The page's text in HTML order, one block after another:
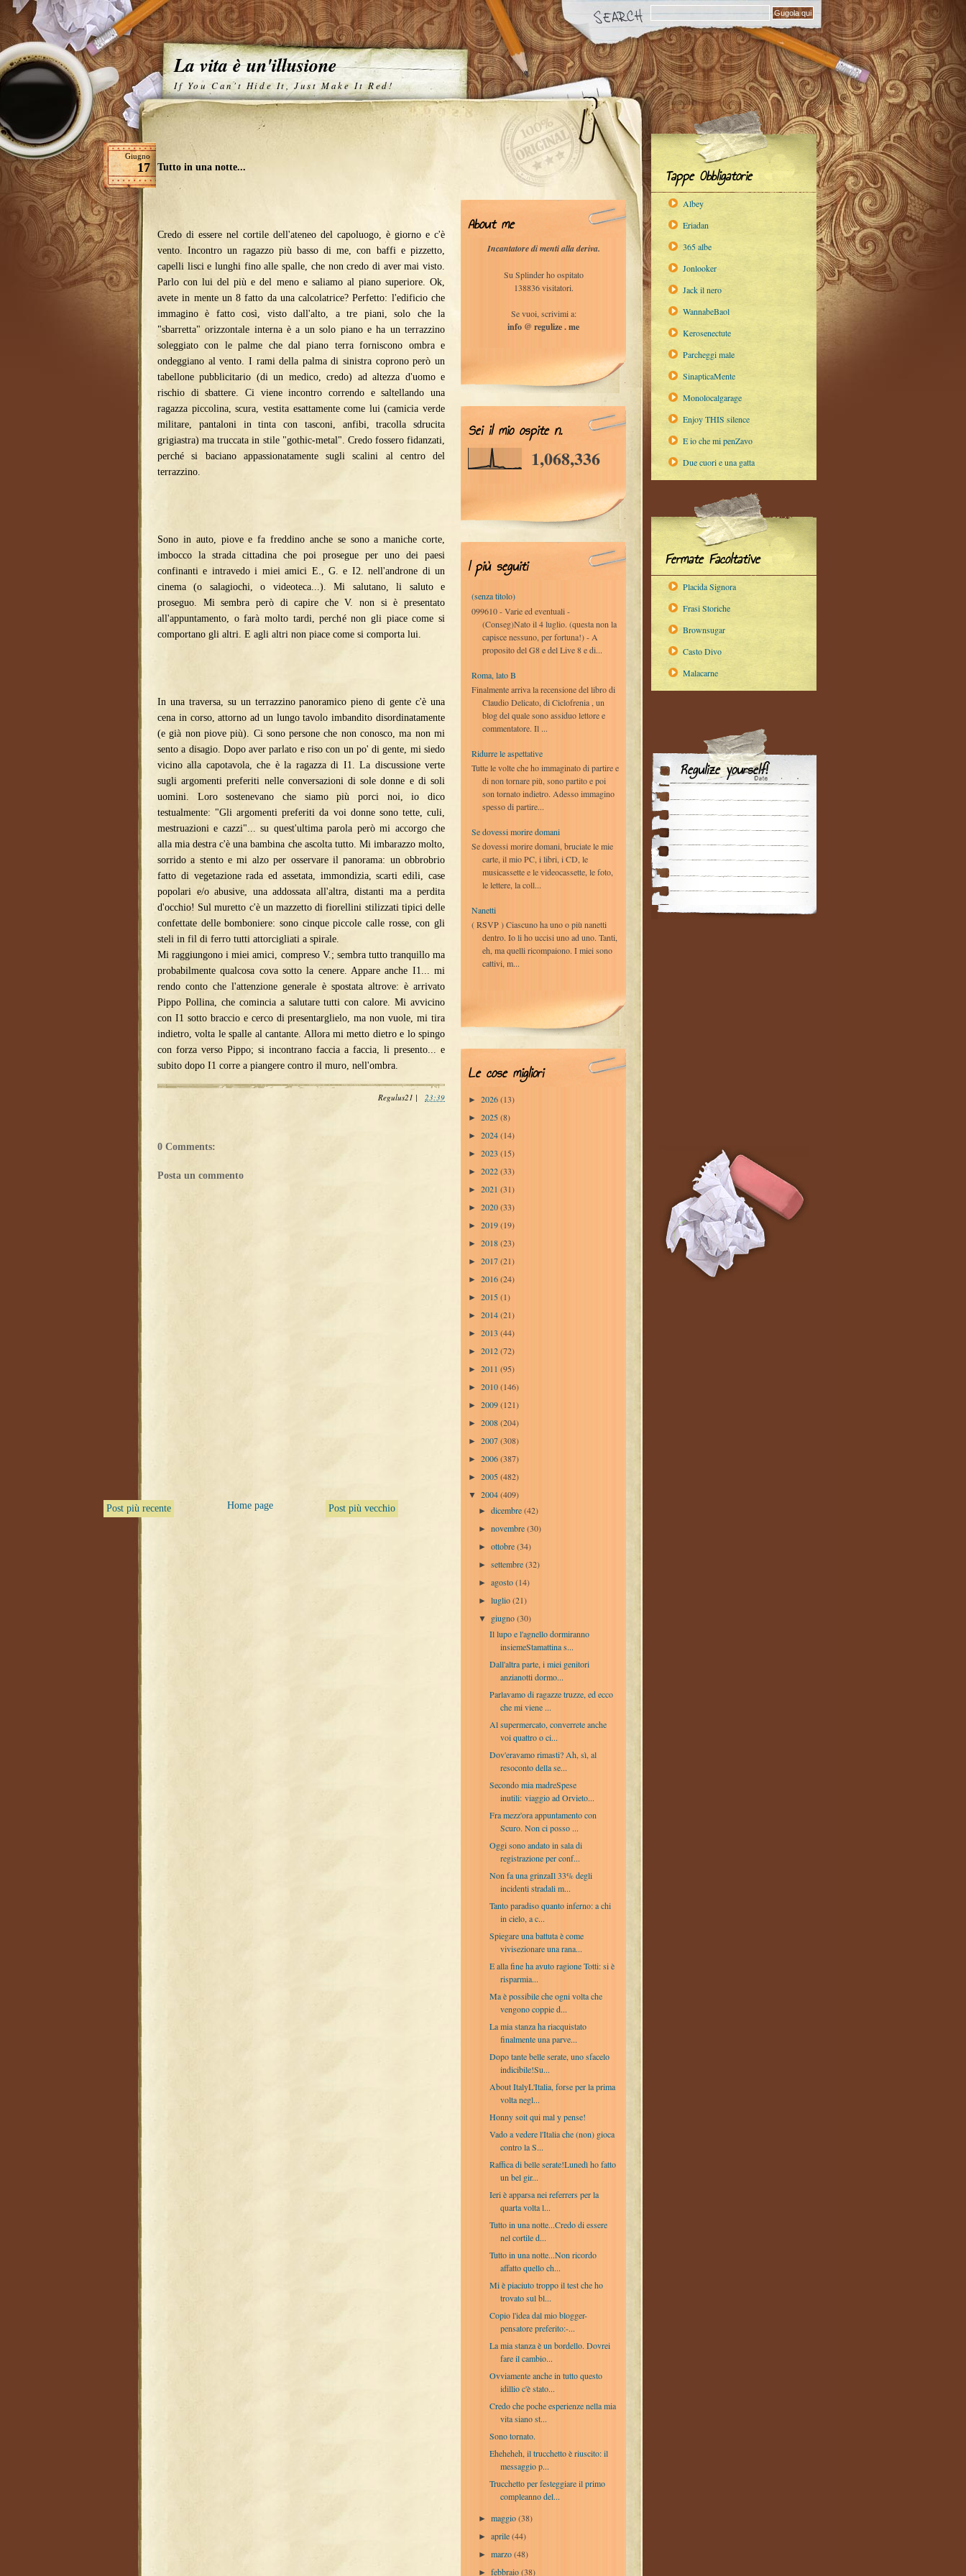
La vita è un'illusione
If You Can't Hide It, Just Make It Red!
Giugno
17 Tutto in una notte...
Credo di essere nel cortile dell'ateneo del capoluogo, è giorno e c'è
vento. Incontro un ragazzo più basso di me, con baffi e pizzetto,
capelli lisci e lunghi fino alle spalle, che non credo di aver mai visto.
Parlo con lui del più e del meno e saliamo al piano superiore. Ok,
avete in mente un 8 fatto da una calcolatrice? Perfetto: l'edificio che
immagino è fatto così, visto dall'alto, a tre piani, solo che la
"sbarretta" orizzontale interna è a un solo piano e ha un terrazzino
soleggiato con le palme che dal piano terra forniscono ombra e
ondeggiano al vento. I rami della palma di sinistra coprono però un
tabellone pubblicitario (di un medico, credo) ad altezza d'uomo e
rischio di sbattere. Ci viene incontro correndo e saltellando una
ragazza piccolina, scura, vestita esattamente come lui (camicia verde
militare, pantaloni in tinta con tasconi, anfibi, tracolla sdrucita
grigiastra) ma truccata in stile "gothic-metal". Credo fossero fidanzati,
perché si baciano appassionatamente sugli scalini al centro del
terrazzino.
Sono in auto, piove e fa freddino anche se sono a maniche corte,
imbocco la strada cittadina che poi prosegue per uno dei paesi
confinanti e intravedo i miei amici E., G. e I2. nell'androne di un
cinema (o salagiochi, o videoteca...). Mi salutano, li saluto e
proseguo. Mi sembra però di capire che V. non si è presentato
all'appuntamento, o farà molto tardi, perché non gli piace come si
comportano gli altri. E agli altri non piace come si comporta lui.
In una traversa, su un terrazzino panoramico pieno di gente c'è una
cena in corso, attorno ad un lungo tavolo imbandito disordinatamente
(e già non piove più). Ci sono persone che non conosco, ma non mi
sento a disagio. Dopo aver parlato e riso con un po' di gente, mi siedo
vicino alla capotavola, che è la ragazza di I1. La discussione verte
sugli argomenti preferiti nelle conversazioni di sole donne e di soli
uomini. Loro sostenevano che siamo più porci noi, io dico
testualmente: "Gli argomenti preferiti da voi donne sono tette, culi,
mestruazioni e cazzi"... su quest'ultima parola però mi accorgo che
alla mia destra c'è una bambina che ascolta tutto. Mi imbarazzo molto,
sorrido a stento e mi alzo per osservare il panorama: un obbrobrio
fatto di vegetazione rada ed assetata, immondizia, scarti edili, case
popolari e/o abusive, una addossata all'altra, distanti ma a perdita
d'occhio! Sul muretto c'è un mazzetto di fiorellini stilizzati tipici delle
confettate delle bomboniere: sono cinque piccole calle rosse, con gli
steli in fil di ferro tutti attorcigliati a spirale.
Mi raggiungono i miei amici, compreso V.; sembra tutto tranquillo ma
probabilmente qualcosa cova sotto la cenere. Appare anche I1... mi
rendo conto che l'attenzione generale è spostata altrove: è arrivato
Pippo Pollina, che comincia a salutare tutti con calore. Mi avvicino
con I1 sotto braccio e cerco di presentarglielo, ma non vuole, mi tira
indietro, volta le spalle al cantante. Allora mi metto dietro e lo spingo
con forza verso Pippo; si incontrano faccia a faccia, li presento... e
subito dopo I1 corre a piangere contro il muro, nell'ombra.
Regulus21 | 23:39
0 Comments:
Posta un commento
Post più recente Post più vecchio
Home page
Tappe Obbligatorie
Albey
Eriadan
365 albe
Jonlooker
Jack il nero
WannabeBaol
Kerosenectute
Parcheggi male
SinapticaMente
Monolocalgarage
Enjoy THIS silence
E io che mi penZavo
Due cuori e una gatta
Fermate Facoltative
Placida Signora
Frasi Storiche
Brownsugar
Casto Divo
Malacarne
Regulize yourself!
About me
Incantatore di menti alla deriva.
Su Splinder ho ospitato
138836 visitatori.
Se vuoi, scrivimi a:
info @ regulize . me
Sei il mio ospite n.
1,068,336
I più seguiti
(senza titolo)
099610 - Varie ed eventuali -
(Conseg)Nato il 4 luglio. (questa non la
capisce nessuno, per fortuna!) - A
proposito del G8 e del Live 8 e di...
Roma, lato B
Finalmente arriva la recensione del libro di
Claudio Delicato, di Ciclofrenia , un
blog del quale sono assiduo lettore e
commentatore. Il ...
Ridurre le aspettative
Tutte le volte che ho immaginato di partire e
di non tornare più, sono partito e poi
son tornato indietro. Adesso immagino
spesso di partire...
Se dovessi morire domani
Se dovessi morire domani, bruciate le mie
carte, il mio PC, i libri, i CD, le
musicassette e le videocassette, le foto,
le lettere, la coll...
Nanetti
( RSVP ) Ciascuno ha uno o più nanetti
dentro. Io li ho uccisi uno ad uno. Tanti,
eh, ma quelli ricompaiono. I miei sono
cattivi, m...
Le cose migliori
► 2026(13)
► 2025(8)
► 2024(14)
► 2023 (15)
► 2022(33)
► 2021 (31)
► 2020(33)
► 2019(19)
► 2018(23)
► 2017(21)
► 2016(24)
► 2015(1)
► 2014(21)
► 2013 (44)
► 2012(72)
► 2011 (95)
► 2010(146)
► 2009(121)
► 2008(204)
► 2007(308)
► 2006(387)
► 2005(482)
▼ 2004(409)
►dicembre(42)
►novembre(30)
►ottobre(34)
►settembre(32)
►agosto(14)
►luglio(21)
▼ giugno(30)
Il lupo e l'agnello dormiranno
insiemeStamattina s...
Dall'altra parte, i miei genitori
anzianotti dormo...
Parlavamo di ragazze truzze, ed ecco
che mi viene ...
Al supermercato, converrete anche
voi quattro o ci...
Dov'eravamo rimasti? Ah, sì, al
resoconto della se...
Secondo mia madreSpese
inutili: viaggio ad Orvieto...
Fra mezz'ora appuntamento con
Scuro. Non ci posso ...
Oggi sono andato in sala di
registrazione per conf...
Non fa una grinzaIl 33% degli
incidenti stradali m...
Tanto paradiso quanto inferno: a chi
in cielo, a c...
Spiegare una battuta è come
vivisezionare una rana...
E alla fine ha avuto ragione Totti: si è
risparmia...
Ma è possibile che ogni volta che
vengono coppie d...
La mia stanza ha riacquistato
finalmente una parve...
Dopo tante belle serate, uno sfacelo
indicibile!Su...
About ItalyL'Italia, forse per la prima
volta negl...
Honny soit qui mal y pense!
Vado a vedere l'Italia che (non) gioca
contro la S...
Raffica di belle serate!Lunedì ho fatto
un bel gir...
Ieri è apparsa nei referrers per la
quarta volta l...
Tutto in una notte...Credo di essere
nel cortile d...
Tutto in una notte...Non ricordo
affatto quello ch...
Mi è piaciuto troppo il test che ho
trovato sul bl...
Copio l'idea dal mio blogger-
pensatore preferito:-...
La mia stanza è un bordello. Dovrei
fare il cambio...
Ovviamente anche in tutto questo
idillio c'è stato...
Credo che poche esperienze nella mia
vita siano st...
Sono tornato.
Eheheheh, il trucchetto è riuscito: il
messaggio p...
Trucchetto per festeggiare il primo
compleanno del...
►maggio(38)
►aprile(44)
►marzo(48)
►febbraio(38)